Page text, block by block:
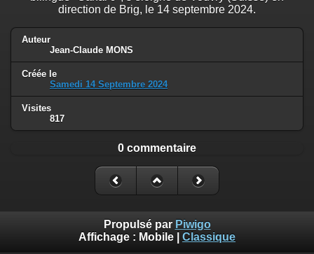
direction de Brig, le 14 septembre 2024.
Auteur
Jean-Claude MONS
Créée le
Samedi 14 Septembre 2024
Visites
817
0 commentaire
Propulsé par Piwigo
Affichage : Mobile Classique